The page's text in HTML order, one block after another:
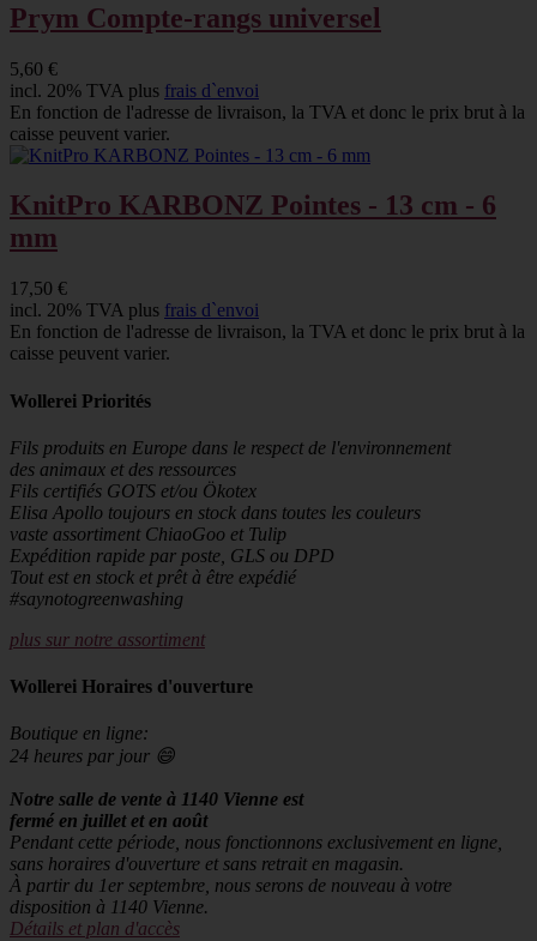
Prym Compte-rangs universel
5,60 €
incl. 20% TVA plus frais d`envoi
En fonction de l'adresse de livraison, la TVA et donc le prix brut à la
caisse peuvent varier.
KnitPro KARBONZ Pointes - 13 cm - 6
mm
17,50 €
incl. 20% TVA plus frais d`envoi
En fonction de l'adresse de livraison, la TVA et donc le prix brut à la
caisse peuvent varier.
Wollerei Priorités
Fils produits en Europe dans le respect de l'environnement
des animaux et des ressources
Fils certifiés GOTS et/ou Ökotex
Elisa Apollo toujours en stock dans toutes les couleurs
vaste assortiment ChiaoGoo et Tulip
Expédition rapide par poste, GLS ou DPD
Tout est en stock et prêt à être expédié
#saynotogreenwashing
plus sur notre assortiment
Wollerei Horaires d'ouverture
Boutique en ligne:
24 heures par jour 😄
Notre salle de vente à 1140 Vienne est
fermé en juillet et en août
Pendant cette période, nous fonctionnons exclusivement en ligne,
sans horaires d'ouverture et sans retrait en magasin.
À partir du 1er septembre, nous serons de nouveau à votre
disposition à 1140 Vienne.
Détails et plan d'accès